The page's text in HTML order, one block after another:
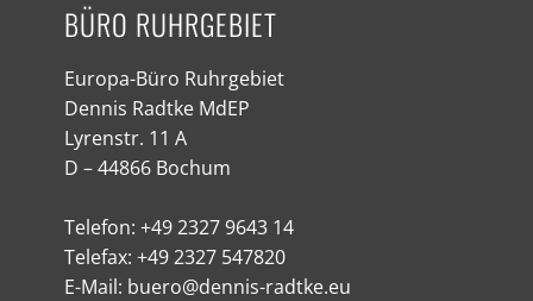
BÜRO RUHRGEBIET
Europa-Büro Ruhrgebiet
Dennis Radtke MdEP
Lyrenstr. 11 A
D – 44866 Bochum
Telefon: +49 2327 9643 14
Telefax: +49 2327 547820
E-Mail: buero@dennis-radtke.eu